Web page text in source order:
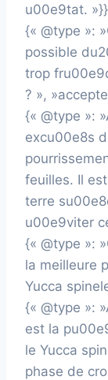
u00e9tat.
{« @type »:
possible
trop
? »,
{« @type »:
excu00e8s
feuilles. Il
terre
u00e9viter
{« @type »:
la meilleure
Yucca
{« @type »:
est la
le Yucca
phase de